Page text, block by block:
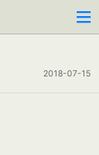
2018-07-15